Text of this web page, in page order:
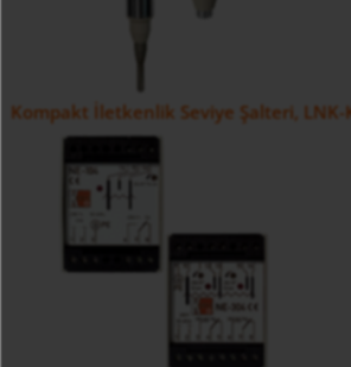
Kompakt İletkenlik Seviye Şalteri, LNK-